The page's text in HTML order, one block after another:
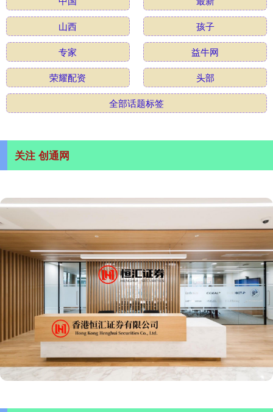
山西
孩子
专家
益牛网
荣耀配资
头部
全部话题标签
关注 创通网